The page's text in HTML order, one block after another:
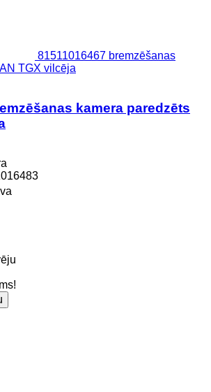
81511016467 bremzēšanas
TGX vilcēja
kamera paredzēts